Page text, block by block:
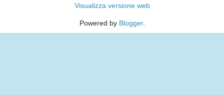
Visualizza versione web
Powered by Blogger.